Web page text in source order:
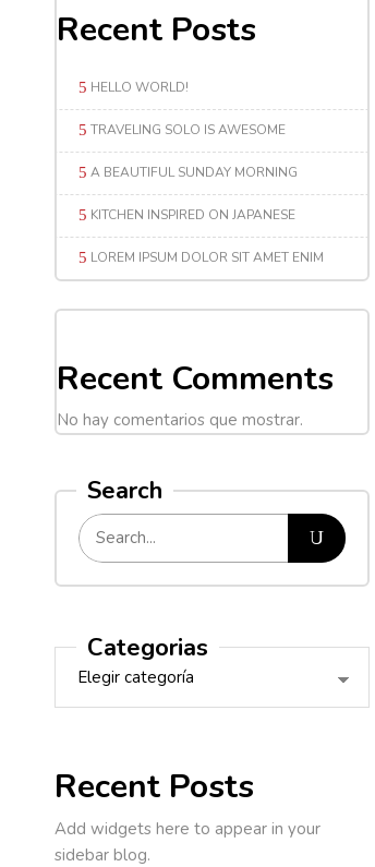
Recent Posts
HELLO WORLD!
TRAVELING SOLO IS AWESOME
A BEAUTIFUL SUNDAY MORNING
KITCHEN INSPIRED ON JAPANESE
LOREM IPSUM DOLOR SIT AMET ENIM
Recent Comments
No hay comentarios que mostrar.
Search
Categorias
Recent Posts
Add widgets here to appear in your
sidebar blog.